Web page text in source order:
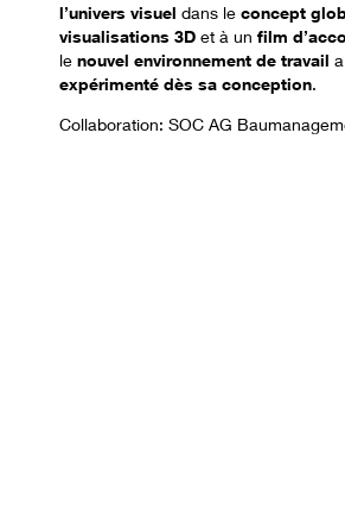
l’univers visuel dans le concept
visualisations 3D et à un film
le nouvel environnement de travail
expérimenté dès sa conception.
Collaboration: SOC AG